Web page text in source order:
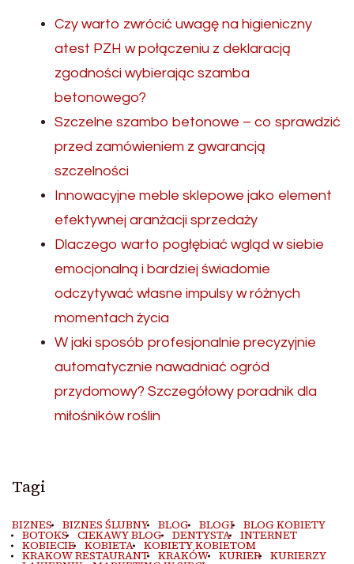
Czy warto zwrócić uwagę na higieniczny
atest PZH w połączeniu z deklaracją
zgodności wybierając szamba
betonowego?
Szczelne szambo betonowe – co sprawdzić
przed zamówieniem z gwarancją
szczelności
Innowacyjne meble sklepowe jako element
efektywnej aranżacji sprzedaży
Dlaczego warto pogłębiać wgląd w siebie
emocjonalną i bardziej świadomie
odczytywać własne impulsy w różnych
momentach życia
W jaki sposób profesjonalnie precyzyjnie
automatycznie nawadniać ogród
przydomowy? Szczegółowy poradnik dla
miłośników roślin
Tagi
BIZNES BIZNES ŚLUBNY BLOG BLOGI BLOG KOBIETY
BOTOKS CIEKAWY BLOG DENTYSTA INTERNET
KOBIECIE KOBIETA KOBIETY KOBIETOM
KRAKOW RESTAURANT KRAKÓW KURIER KURIERZY